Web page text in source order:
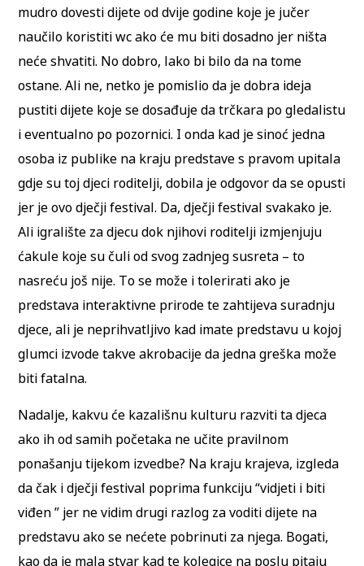
mudro dovesti dijete od dvije godine koje je jučer
naučilo koristiti wc ako će mu biti dosadno jer ništa
neće shvatiti. No dobro, lako bi bilo da na tome
ostane. Ali ne, netko je pomislio da je dobra ideja
pustiti dijete koje se dosađuje da trčkara po gledalistu
i eventualno po pozornici. I onda kad je sinoć jedna
osoba iz publike na kraju predstave s pravom upitala
gdje su toj djeci roditelji, dobila je odgovor da se opusti
jer je ovo dječji festival. Da, dječji festival svakako je.
Ali igralište za djecu dok njihovi roditelji izmjenjuju
ćakule koje su čuli od svog zadnjeg susreta – to
nasreću još nije. To se može i tolerirati ako je
predstava interaktivne prirode te zahtijeva suradnju
djece, ali je neprihvatljivo kad imate predstavu u kojoj
glumci izvode takve akrobacije da jedna greška može
biti fatalna.
Nadalje, kakvu će kazališnu kulturu razviti ta djeca
ako ih od samih početaka ne učite pravilnom
ponašanju tijekom izvedbe? Na kraju krajeva, izgleda
da čak i dječji festival poprima funkciju “vidjeti i biti
viđen ” jer ne vidim drugi razlog za voditi dijete na
predstavu ako se nećete pobrinuti za njega. Bogati,
kao da je mala stvar kad te kolegice na poslu pitaju